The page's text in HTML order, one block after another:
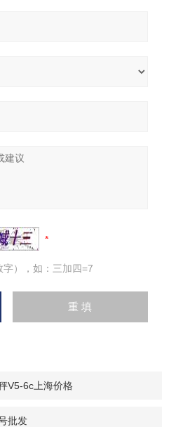
），如：三加四=7
V5-6c上海价格
批发